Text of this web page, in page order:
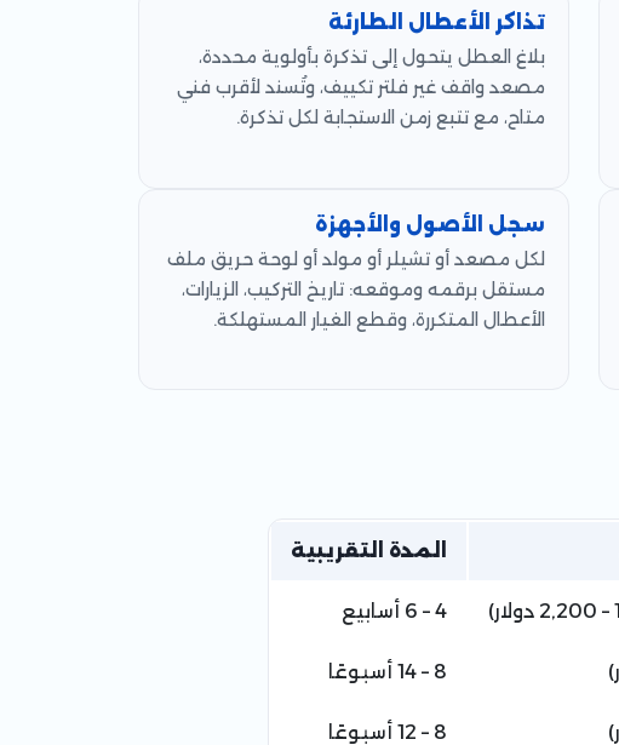
تذاكر الأعطال الطارئة
بلاغ العطل يتحول إلى تذكرة بأولوية محددة،
مصعد واقف غير فلتر تكييف، وتُسند لأقرب فني
متاح، مع تتبع زمن الاستجابة لكل تذكرة.
سجل الأصول والأجهزة
لكل مصعد أو تشيلر أو مولد أو لوحة حريق ملف
مستقل برقمه وموقعه: تاريخ التركيب، الزيارات،
الأعطال المتكررة، وقطع الغيار المستهلكة.
المدة التقريبية
4 – 6 أسابيع
8 – 14 أسبوعًا
8 – 12 أسبوعًا